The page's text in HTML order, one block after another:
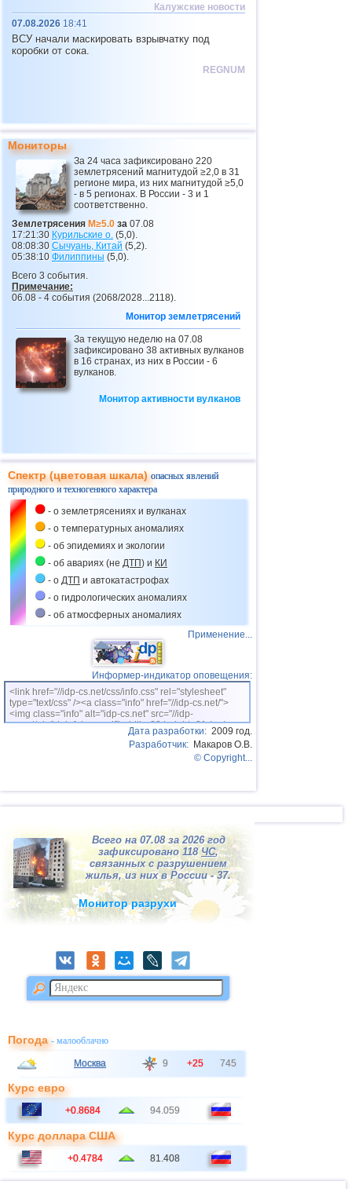
19 Мьянма
20 Панама 4,2
4,1 1
24 Карибское море 3,8 1
25 Норвегия 3,7
Пуэрто-Рико 3,1...3,6 7
27 Турция
28 Хорватия
29 Сент-Винсент и Гренадины
30 Венесуэла
31 Боливия
3,1...3,4
33 ДР 3,2...3,4 2
34 Румыния
35 Центральная Америка 3,4 1
38 о.Виргинии (США) 3,2 1
39 Франция
Калужские новости
07.08.2026 18:41
ВСУ начали маскировать взрывчатку под
коробки от сока.
REGNUM
Мониторы
За 24 часа зафиксировано 220
землетрясений магнитудой ≥2,0 в 31
регионе мира, из них магнитудой ≥5,0
- в 5 регионах. В России - 3 и 1
соответственно.
Землетрясения M≥5.0 за 07.08
17:21:30 Курильские о. (5,0).
08:08:30 Сычуань, Китай (5,2).
05:38:10 Филиппины (5,0).
Всего 3 события.
Примечание:
06.08 - 4 события (2068/2028...2118).
Монитор землетрясений
За текущую неделю на 07.08
зафиксировано 38 активных вулканов
в 16 странах, из них в России - 6
вулканов.
Монитор активности вулканов
Спектр (цветовая шкала)опасных явлений
природного и техногенного характера
- о землетрясениях и вулканах
- о температурных аномалиях
- об эпидемиях и экологии
- об авариях (не ДТП) и КИ
- о ДТП и автокатастрофах
- о гидрологических аномалиях
- об атмосферных аномалиях
Применение...
Информер-индикатор оповещения:
<link href="//idp-cs.net/css/info.css" rel="stylesheet"
type="text/css" /><a class="info" href="//idp-cs.net/">
<img class="info" alt="idp-cs.net" src="//idp-
cs.net/pix/idpinfok_sm.gif" width=88 height=31 /></a>
Дата разработки: 2009 год.
Разработчик: Макаров О.В.
© Copyright...
Всего на 07.08 за 2026 год
зафиксировано 118ЧС,
связанных с разрушением
жилья, из них в России - 37.
Монитор разрухи
Погода- малооблачно
Москва 9 +25 745
Курс евро
+0.8684 94.059
Курс доллара США
+0.4784 81.408